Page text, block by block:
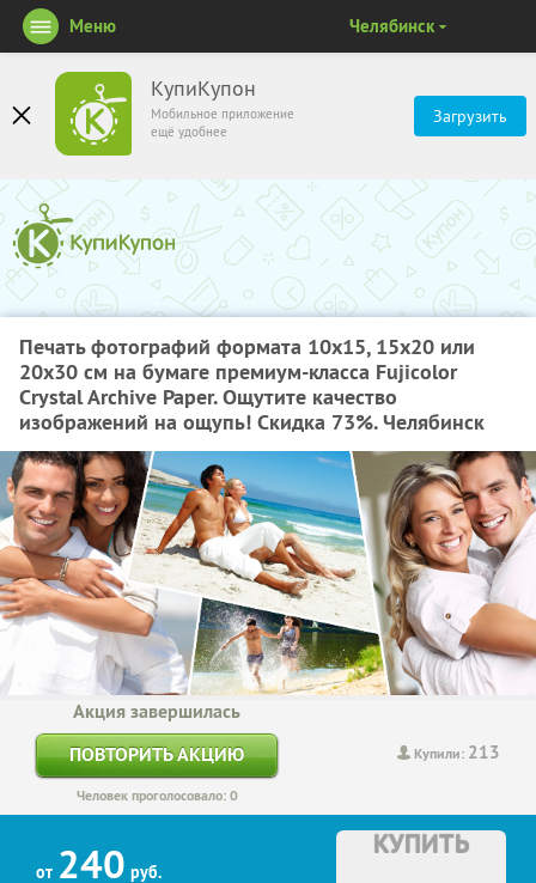
КупиКупон
Мобильное приложение
ещё удобнее
Загрузить
Меню Челябинск
Печать фотографий формата 10х15, 15х20 или
20х30 см на бумаге премиум-класса Fujicolor
Crystal Archive Paper. Ощутите качество
изображений на ощупь! Скидка 73%. Челябинск
Купили: 213
Акция завершилась
ПОВТОРИТЬ АКЦИЮ
Человек проголосовало: 0
от 240 руб.
КУПИТЬ